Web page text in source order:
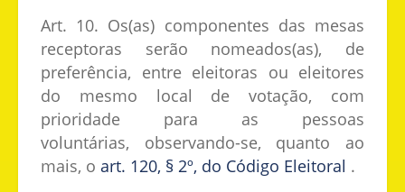
Art. 10. Os(as) componentes das mesas
receptoras serão nomeados(as), de
preferência, entre eleitoras ou eleitores
do mesmo local de votação, com
prioridade para as pessoas
voluntárias, observando-se, quanto ao
mais, o art. 120, § 2º, do Código Eleitoral .